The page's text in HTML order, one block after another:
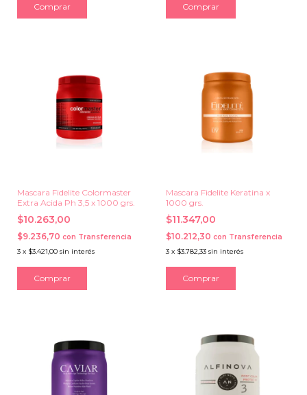
Mascara Fidelite Colormaster
Extra Acida Ph 3,5 x 1000 grs.
$10.263,00
$9.236,70 con Transferencia
3 x $3.421,00 sin interés
Mascara Fidelite Keratina x
1000 grs.
$11.347,00
$10.212,30 con Transferencia
3 x $3.782,33 sin interés